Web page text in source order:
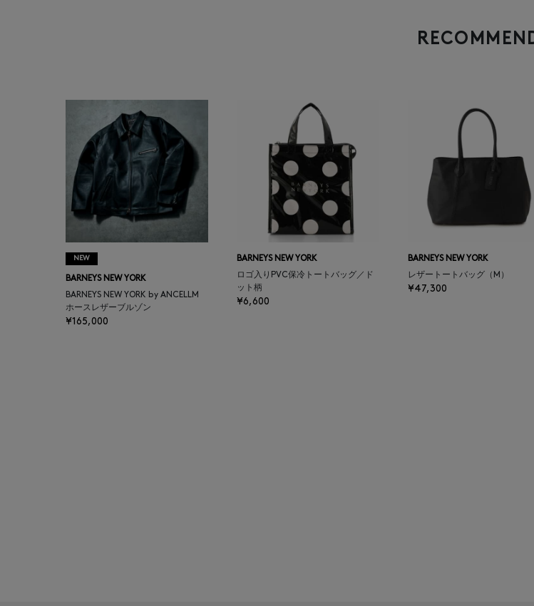
ATTO VANNUCCI
FIRENZE
AURALEE
AUTRY
BAGUTTA
BAKUNE
NEW
BARNEYS NEW YORK
BARNEYS NEW YORK by ANCELLM
ホースレザーブルゾン
¥165,000
BARNEYS NEW YORK
ロゴ入りPVC保冷トートバッグ／ド
ット柄
¥6,600
BARNEYS NEW YORK
レザートートバッグ（M）
¥47,300